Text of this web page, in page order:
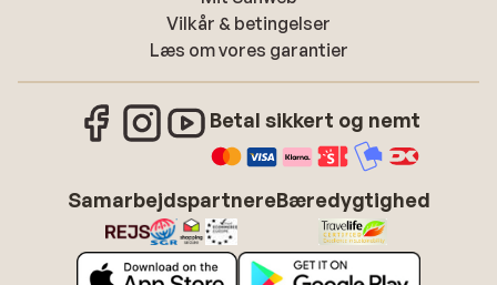
Vilkår & betingelser
Læs om vores garantier
Betal sikkert og nemt
SamarbejdspartnereBæredygtighed